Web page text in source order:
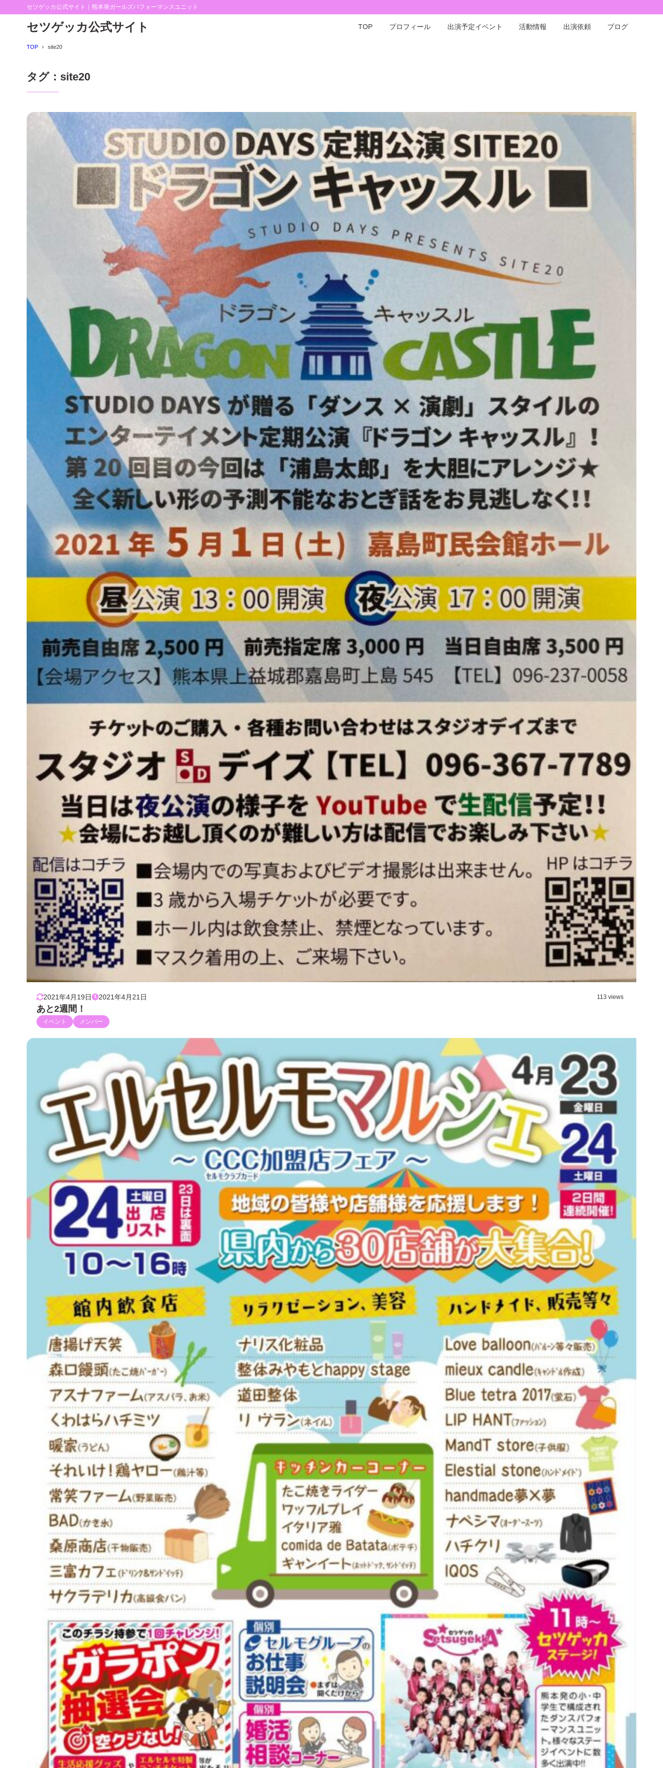
セツゲッカ公式サイト｜熊本発ガールズパフォーマンスユニット
セツゲッカ公式サイト TOP プロフィール 出演予定イベント 活動情報 出演依頼 ブログ
TOP site20
タグ：site20
2021年4月19日 2021年4月21日 113 views
あと2週間！
イベント メンバー